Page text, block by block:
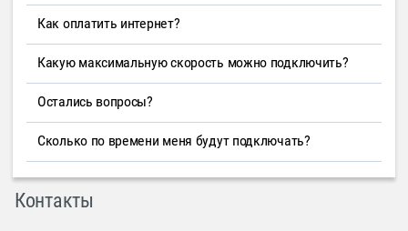
Как оплатить интернет?
Какую максимальную скорость можно подключить?
Остались вопросы?
Сколько по времени меня будут подключать?
Контакты